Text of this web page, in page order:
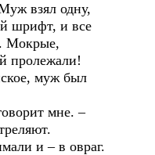
взял одну,
шрифт, и все
Мокрые,
пролежали!
муж был
мне. –
и – в овраг.